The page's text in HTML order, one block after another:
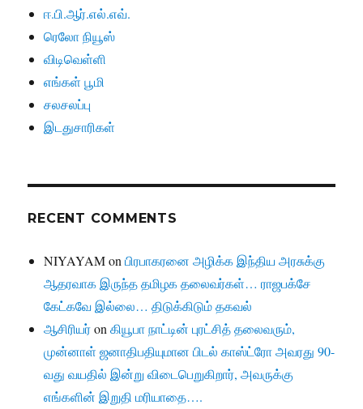
ஈ.பி.ஆர்.எல்.எவ்.
ரெலோ நியூஸ்
விடிவெள்ளி
எங்கள் பூமி
சலசலப்பு
இடதுசாரிகள்
RECENT COMMENTS
NIYAYAMonபிரபாகரனை அழிக்க இந்திய அரசுக்கு
ஆதரவாக இருந்த தமிழக தலைவர்கள்… ராஜபக்சே
கேட்கவே இல்லை… திடுக்கிடும் தகவல்
ஆசிரியர்onகியூபா நாட்டின் புரட்சித் தலைவரும்,
முன்னாள் ஜனாதிபதியுமான பிடல் காஸ்ட்ரோ அவரது 90-
வது வயதில் இன்று விடைபெறுகிறார், அவருக்கு
எங்களின் இறுதி மரியாதை….